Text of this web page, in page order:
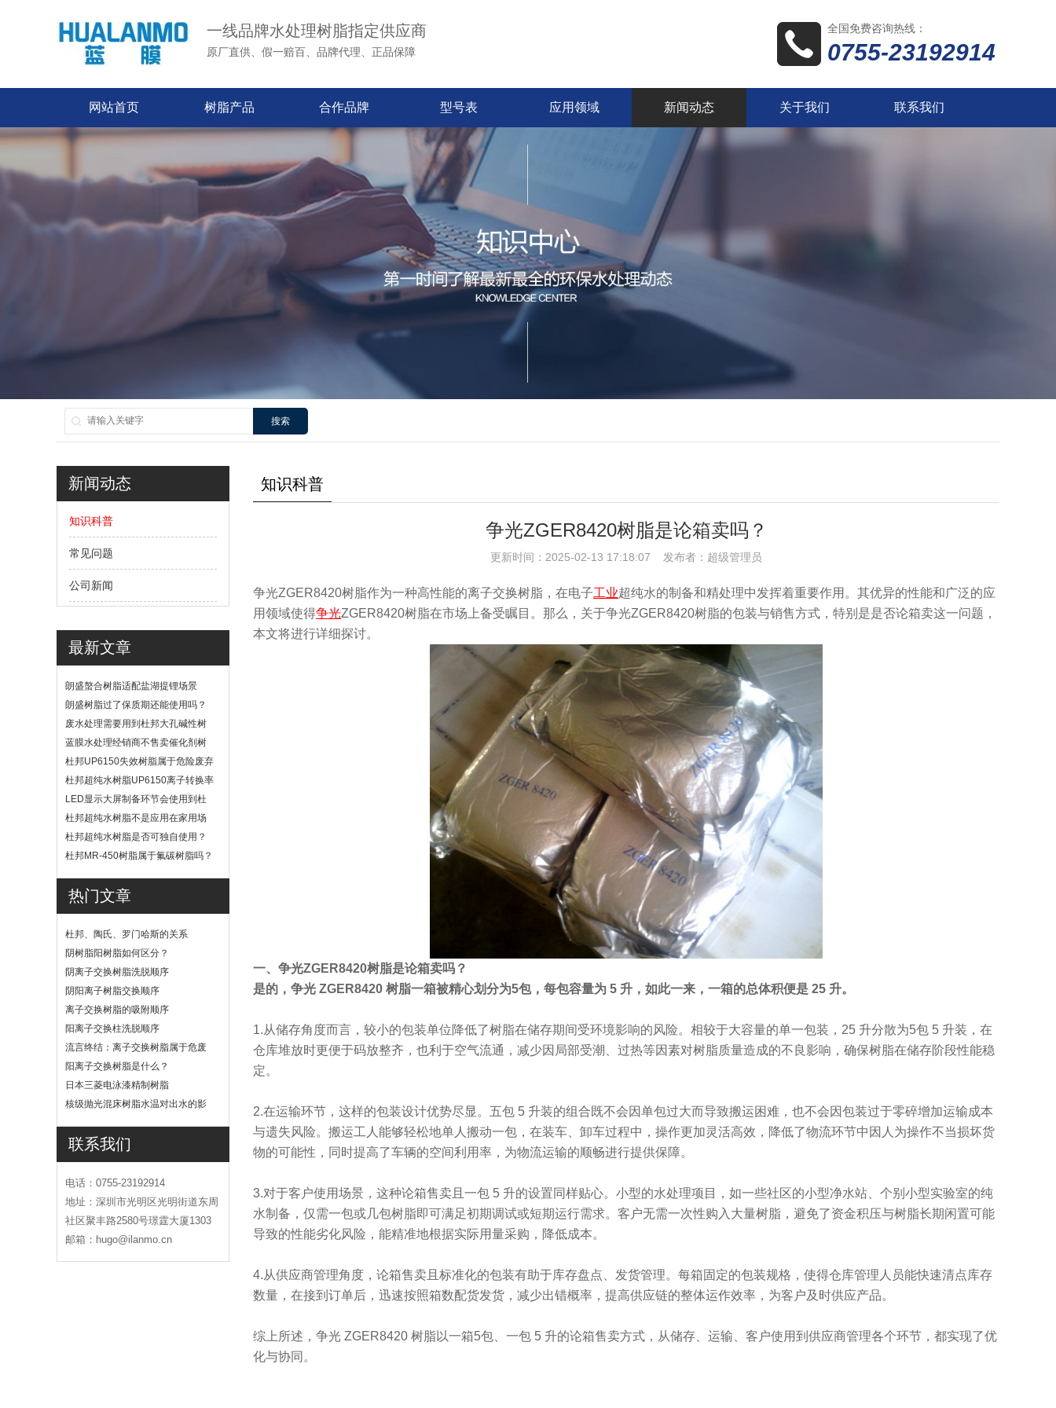
一线品牌水处理树脂指定供应商
原厂直供、假一赔百、品牌代理、正品保障
全国免费咨询热线：
0755-23192914
网站首页 树脂产品 合作品牌 型号表 应用领域 新闻动态 关于我们 联系我们
搜索
新闻动态
知识科普
常见问题
公司新闻
最新文章
朗盛螯合树脂适配盐湖提锂场景
吗？
朗盛树脂过了保质期还能使用吗？
废水处理需要用到杜邦大孔碱性树
脂？
蓝膜水处理经销商不售卖催化剂树
脂
杜邦UP6150失效树脂属于危险废弃
物吗？
杜邦超纯水树脂UP6150离子转换率
高吗？
LED显示大屏制备环节会使用到杜
邦UP6040树脂吗？
杜邦超纯水树脂不是应用在家用场
景
杜邦超纯水树脂是否可独自使用？
杜邦MR-450树脂属于氟碳树脂吗？
热门文章
杜邦、陶氏、罗门哈斯的关系
阴树脂阳树脂如何区分？
阴离子交换树脂洗脱顺序
阴阳离子树脂交换顺序
离子交换树脂的吸附顺序
阳离子交换柱洗脱顺序
流言终结：离子交换树脂属于危废
吗
阳离子交换树脂是什么？
日本三菱电泳漆精制树脂
核级抛光混床树脂水温对出水的影
联系我们
电话：0755-23192914
地址：深圳市光明区光明街道东周
社区聚丰路2580号璟霆大厦1303
邮箱：hugo@ilanmo.cn
知识科普
争光ZGER8420树脂是论箱卖吗？
更新时间：2025-02-13 17:18:07 发布者：超级管理员
争光ZGER8420树脂作为一种高性能的离子交换树脂，在电子工业超纯水的制备和精处理中发挥着重要作用。其优异的性能和广泛的应
用领域使得争光ZGER8420树脂在市场上备受瞩目。那么，关于争光ZGER8420树脂的包装与销售方式，特别是是否论箱卖这一问题，
本文将进行详细探讨。
一、争光ZGER8420树脂是论箱卖吗？
是的，争光 ZGER8420 树脂一箱被精心划分为5包，每包容量为 5 升，如此一来，一箱的总体积便是 25 升。
1.从储存角度而言，较小的包装单位降低了树脂在储存期间受环境影响的风险。相较于大容量的单一包装，25 升分散为5包 5 升装，在
仓库堆放时更便于码放整齐，也利于空气流通，减少因局部受潮、过热等因素对树脂质量造成的不良影响，确保树脂在储存阶段性能稳
定。
2.在运输环节，这样的包装设计优势尽显。五包 5 升装的组合既不会因单包过大而导致搬运困难，也不会因包装过于零碎增加运输成本
与遗失风险。搬运工人能够轻松地单人搬动一包，在装车、卸车过程中，操作更加灵活高效，降低了物流环节中因人为操作不当损坏货
物的可能性，同时提高了车辆的空间利用率，为物流运输的顺畅进行提供保障。
3.对于客户使用场景，这种论箱售卖且一包 5 升的设置同样贴心。小型的水处理项目，如一些社区的小型净水站、个别小型实验室的纯
水制备，仅需一包或几包树脂即可满足初期调试或短期运行需求。客户无需一次性购入大量树脂，避免了资金积压与树脂长期闲置可能
导致的性能劣化风险，能精准地根据实际用量采购，降低成本。
4.从供应商管理角度，论箱售卖且标准化的包装有助于库存盘点、发货管理。每箱固定的包装规格，使得仓库管理人员能快速清点库存
数量，在接到订单后，迅速按照箱数配货发货，减少出错概率，提高供应链的整体运作效率，为客户及时供应产品。
综上所述，争光 ZGER8420 树脂以一箱5包、一包 5 升的论箱售卖方式，从储存、运输、客户使用到供应商管理各个环节，都实现了优
化与协同。